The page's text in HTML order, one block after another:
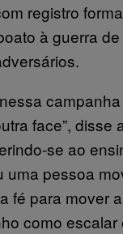
registro
à guerra de
face”, disse
se ao
uma pessoa
fé para mover
como escalar